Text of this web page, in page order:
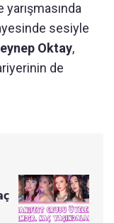
sesiyle
Oktay,
de